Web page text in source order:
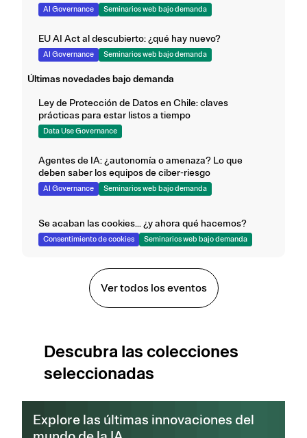
AI Governance Seminarios web bajo demanda
EU AI Act al descubierto: ¿qué hay nuevo?
AI Governance Seminarios web bajo demanda
Últimas novedades bajo demanda
Ley de Protección de Datos en Chile: claves
prácticas para estar listos a tiempo
Data Use Governance
Agentes de IA: ¿autonomía o amenaza? Lo que
deben saber los equipos de ciber-riesgo
AI Governance Seminarios web bajo demanda
Se acaban las cookies... ¿y ahora qué hacemos?
Consentimiento de cookies Seminarios web bajo demanda
Ver todos los eventos
Descubra las colecciones
seleccionadas
Explore las últimas innovaciones del